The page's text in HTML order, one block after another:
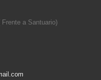
a Santuario)